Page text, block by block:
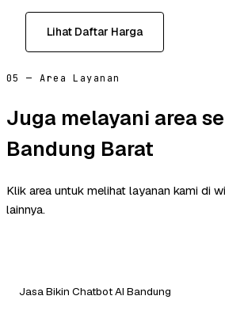
Lihat Daftar Harga
05 — Area Layanan
Juga melayani area
Bandung Barat
Klik area untuk melihat layanan kami di
lainnya.
Jasa Bikin Chatbot AI Bandung